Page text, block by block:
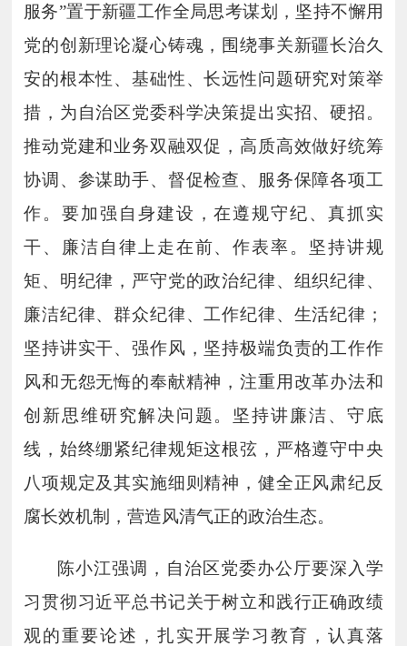
服务”置于新疆工作全局思考谋划，坚持不懈用
党的创新理论凝心铸魂，围绕事关新疆长治久
安的根本性、基础性、长远性问题研究对策举
措，为自治区党委科学决策提出实招、硬招。
推动党建和业务双融双促，高质高效做好统筹
协调、参谋助手、督促检查、服务保障各项工
作。要加强自身建设，在遵规守纪、真抓实
干、廉洁自律上走在前、作表率。坚持讲规
矩、明纪律，严守党的政治纪律、组织纪律、
廉洁纪律、群众纪律、工作纪律、生活纪律；
坚持讲实干、强作风，坚持极端负责的工作作
风和无怨无悔的奉献精神，注重用改革办法和
创新思维研究解决问题。坚持讲廉洁、守底
线，始终绷紧纪律规矩这根弦，严格遵守中央
八项规定及其实施细则精神，健全正风肃纪反
腐长效机制，营造风清气正的政治生态。
陈小江强调，自治区党委办公厅要深入学
习贯彻习近平总书记关于树立和践行正确政绩
观的重要论述，扎实开展学习教育，认真落